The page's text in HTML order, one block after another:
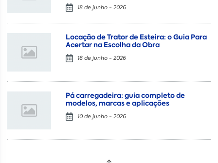
18 de junho - 2026
Locação de Trator de Esteira: o Guia Para
Acertar na Escolha da Obra
18 de junho - 2026
Pá carregadeira: guia completo de
modelos, marcas e aplicações
10 de junho - 2026